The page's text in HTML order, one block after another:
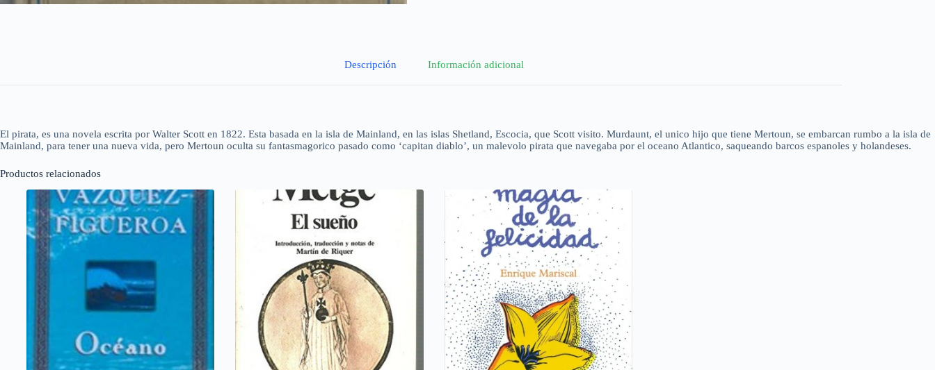
Descripción Información adicional
El pirata, es una novela escrita por Walter Scott en 1822. Esta basada en la isla de Mainland, en las islas Shetland, Escocia, que Scott visito. Murdaunt, el unico hijo que tiene Mertoun, se embarcan rumbo a la isla de
Mainland, para tener una nueva vida, pero Mertoun oculta su fantasmagorico pasado como ‘capitan diablo’, un malevolo pirata que navegaba por el oceano Atlantico, saqueando barcos espanoles y holandeses.
Productos relacionados